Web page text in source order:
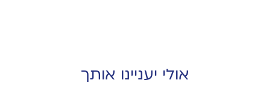
אולי יעניינו אותך